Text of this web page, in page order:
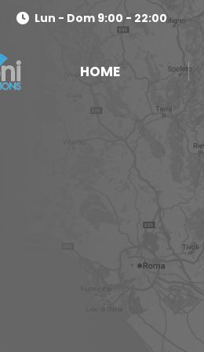
Lun - Dom 9:00 - 22:00
HOME